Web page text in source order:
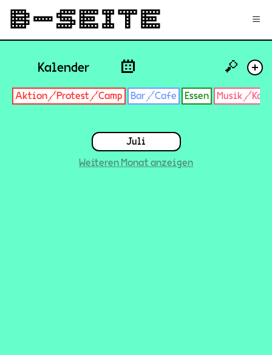
≡
Kalender +
🔎
Aktion/Protest/Camp Bar/Cafe Essen Musik/
Juli
Weiteren Monat anzeigen